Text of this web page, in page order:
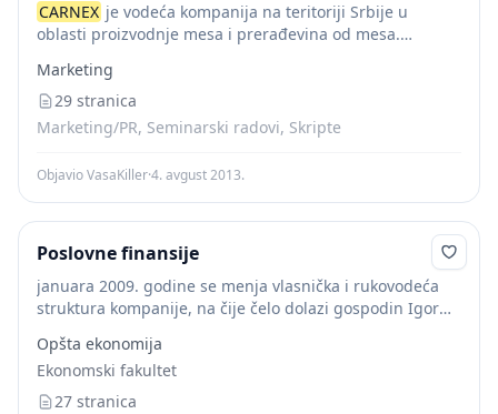
CARNEX je vodeća kompanija na teritoriji Srbije u
oblasti proizvodnje mesa i prerađevina od mesa.
kompanija nastaviće da raste sa profitabilnim
investicijama. Odlikuje se kvalitetom proizvoda,...
Marketing
29 stranica
Marketing/PR, Seminarski radovi, Skripte
Objavio VasaKiller·4. avgust 2013.
Poslovne finansije
januara 2009. godine se menja vlasnička i rukovodeća
struktura kompanije, na čije čelo dolazi gospodin Igor
očuvanje tradicije kvaliteta uz prepoznatljivost robne
marke...
Opšta ekonomija
Ekonomski fakultet
27 stranica